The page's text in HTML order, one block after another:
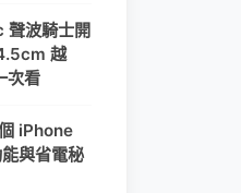
聲波騎士開
越
次看
iPhone
與省電秘